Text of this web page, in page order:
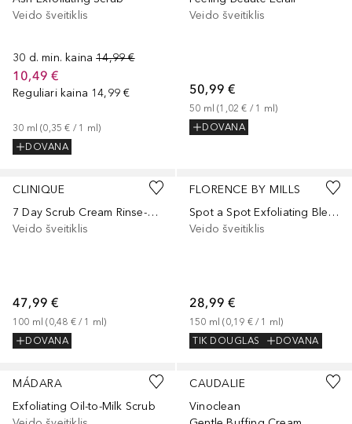
Veido šveitiklis
30 d. min. kaina 14,99 €
10,49 €
Reguliari kaina 14,99 €
30 ml (0,35 € / 1 ml)
DOVANA
Veido šveitiklis
50,99 €
50 ml (1,02 € / 1 ml)
DOVANA
CLINIQUE
7 Day Scrub Cream Rinse-Off Formula
Veido šveitiklis
47,99 €
100 ml (0,48 € / 1 ml)
DOVANA
FLORENCE BY MILLS
Spot a Spot Exfoliating Blemish Solution
Veido šveitiklis
28,99 €
150 ml (0,19 € / 1 ml)
TIK DOUGLAS
DOVANA
MÁDARA
Exfoliating Oil-to-Milk Scrub
CAUDALIE
Vinoclean